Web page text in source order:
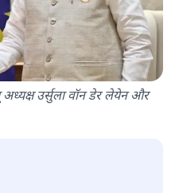
अध्यक्ष उर्सुला वॉन डेर लेयेन और